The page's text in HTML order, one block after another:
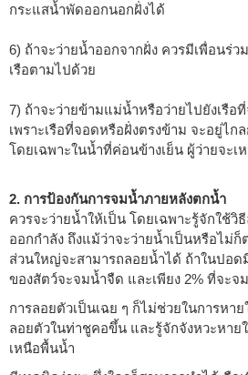
กระแสน้ำพัดออกนอกฝั่งได้
6) ถ้าจะว่ายน้ำออกจากฝั่ง ควรมีเพื่อนร่
เรือตามไปด้วย
7) ถ้าจะว่ายข้ามแม่น้ำหรือว่ายไปยังเรือ
เพราะเรือที่จอดหรือฝั่งตรงข้าม จะอยู่ไ
โดยเฉพาะในน้ำที่ค่อนข้างเย็น ผู้ว่ายจะเ
2. การป้องกันการจมน้ำภายหลังตกน้ำ
ควรจะว่ายน้ำให้เป็น โดยเฉพาะรู้จักใช้วิ
ออกกำลัง ถึงแม้ว่าจะว่ายน้ำเป็นหรือไม่
ส่วนใหญ่จะสามารถลอยน้ำได้ ถ้าในปอ
ของสัตว์จะจมน้ำจืด และเพียง 2% ที่จะจ
การลอยตัวเป็นเฉย ๆ ก็ไม่ช่วยในการหาย
ลอยตัวในท่าชูคอขึ้น และรู้จักจังหวะหาย
เหนือพื้นน้ำ